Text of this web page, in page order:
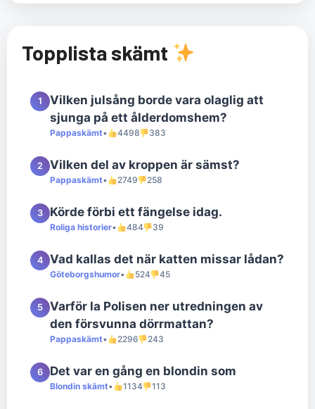
Topplista skämt
1
Vilken julsång borde vara olaglig att
sjunga på ett ålderdomshem?
Pappaskämt• 4498 383
2 Vilken del av kroppen är sämst?
Pappaskämt• 2749 258
3 Körde förbi ett fängelse idag.
Roliga historier• 484 39
4 Vad kallas det när katten missar lådan?
Göteborgshumor• 524 45
5
Varför la Polisen ner utredningen av
den försvunna dörrmattan?
Pappaskämt• 2296 243
6 Det var en gång en blondin som
Blondin skämt• 1134 113